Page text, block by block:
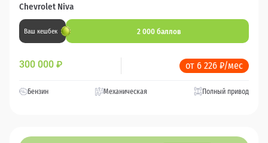
Chevrolet Niva
Ваш кешбек 2 000 баллов
300 000 ₽ от 6 226 ₽/мес
Бензин Механическая Полный привод